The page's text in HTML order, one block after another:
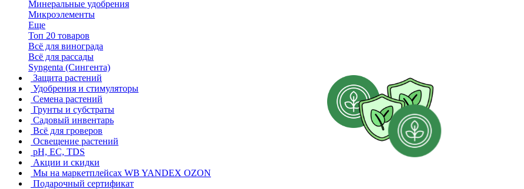
Минеральные удобрения
Микроэлементы
Еще
Топ 20 товаров
Всё для винограда
Всё для рассады
Syngenta (Сингента)
Защита растений
Удобрения и стимуляторы
Семена растений
Грунты и субстраты
Садовый инвентарь
Всё для гроверов
Освещение растений
pH, EC, TDS
Акции и скидки
Мы на маркетплейсах WB YANDEX OZON
Подарочный сертификат